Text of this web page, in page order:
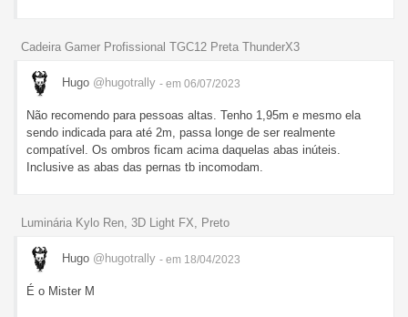
Cadeira Gamer Profissional TGC12 Preta ThunderX3
Hugo @hugotrally - em 06/07/2023
Não recomendo para pessoas altas. Tenho 1,95m e mesmo ela
sendo indicada para até 2m, passa longe de ser realmente
compatível. Os ombros ficam acima daquelas abas inúteis.
Inclusive as abas das pernas tb incomodam.
Luminária Kylo Ren, 3D Light FX, Preto
Hugo @hugotrally - em 18/04/2023
É o Mister M